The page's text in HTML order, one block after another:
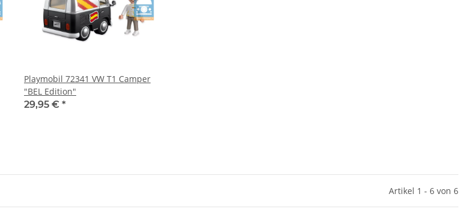
Playmobil 72341 VW T1 Camper
"BEL Edition"
29,95 € *
Artikel 1 - 6 von 6